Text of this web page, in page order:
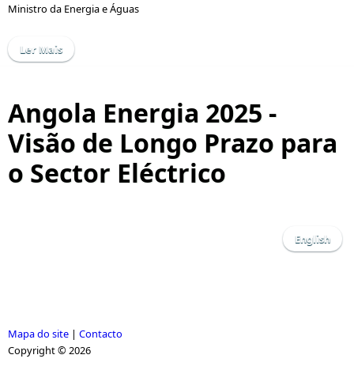
Ministro da Energia e Águas
Ler Mais
Angola Energia 2025 -
Visão de Longo Prazo para
o Sector Eléctrico
English
Mapa do site | Contacto
Copyright © 2026